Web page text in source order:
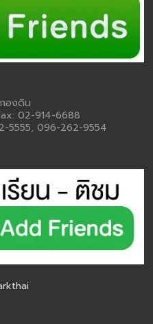
องดิน
02-914-6688
5555, 096-262-9554